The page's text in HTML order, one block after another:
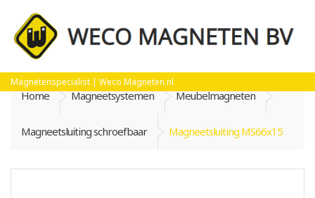
Magnetenspecialist | Weco Magneten.nl
Home Magneetsystemen Meubelmagneten
Magneetsluiting schroefbaar Magneetsluiting MS66x15